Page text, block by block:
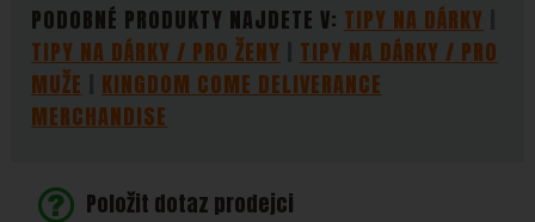
PODOBNÉ PRODUKTY NAJDETE V: TIPY NA DÁRKY
TIPY NA DÁRKY / PRO ŽENY
TIPY NA DÁRKY / PRO
MUŽE
KINGDOM COME DELIVERANCE
MERCHANDISE
Položit dotaz prodejci